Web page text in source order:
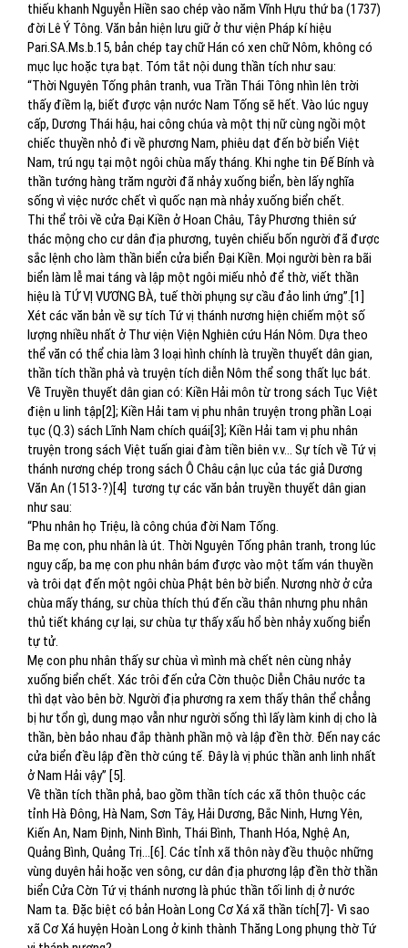
thiếu khanh Nguyễn Hiền sao chép vào năm Vĩnh Hựu thứ ba (1737)
đời Lê Ý Tông. Văn bản hiện lưu giữ ở thư viện Pháp kí hiệu
Pari.SA.Ms.b.15, bản chép tay chữ Hán có xen chữ Nôm, không có
mục lục hoặc tựa bạt. Tóm tắt nội dung thần tích như sau:
“Thời Nguyên Tống phân tranh, vua Trần Thái Tông nhìn lên trời
thấy điềm lạ, biết được vận nước Nam Tống sẽ hết. Vào lúc nguy
cấp, Dương Thái hậu, hai công chúa và một thị nữ cùng ngồi một
chiếc thuyền nhỏ đi về phương Nam, phiêu dạt đến bờ biển Việt
Nam, trú ngụ tại một ngôi chùa mấy tháng. Khi nghe tin Đế Bính và
thần tướng hàng trăm người đã nhảy xuống biển, bèn lấy nghĩa
sống vì việc nước chết vì quốc nạn mà nhảy xuống biển chết.
Thi thể trôi về cửa Đại Kiền ở Hoan Châu, Tây Phương thiên sứ
thác mộng cho cư dân địa phương, tuyên chiếu bốn người đã được
sắc lệnh cho làm thần biển cửa biển Đại Kiền. Mọi người bèn ra bãi
biển làm lễ mai táng và lập một ngôi miếu nhỏ để thờ, viết thần
hiệu là TỨ VỊ VƯƠNG BÀ, tuế thời phụng sự cầu đảo linh ứng”.[1]
Xét các văn bản về sự tích Tứ vị thánh nương hiện chiếm một số
lượng nhiều nhất ở Thư viện Viện Nghiên cứu Hán Nôm. Dựa theo
thể văn có thể chia làm 3 loại hình chính là truyền thuyết dân gian,
thần tích thần phả và truyện tích diễn Nôm thể song thất lục bát.
Về Truyền thuyết dân gian có: Kiền Hải môn từ trong sách Tục Việt
điện u linh tập[2]; Kiền Hải tam vị phu nhân truyện trong phần Loại
tục (Q.3) sách Lĩnh Nam chích quái[3]; Kiền Hải tam vị phu nhân
truyện trong sách Việt tuấn giai đàm tiền biên v.v… Sự tích về Tứ vị
thánh nương chép trong sách Ô Châu cận lục của tác giả Dương
Văn An (1513-?)[4] tương tự các văn bản truyền thuyết dân gian
như sau:
“Phu nhân họ Triệu, là công chúa đời Nam Tống.
Ba mẹ con, phu nhân là út. Thời Nguyên Tống phân tranh, trong lúc
nguy cấp, ba mẹ con phu nhân bám được vào một tấm ván thuyền
và trôi dạt đến một ngôi chùa Phật bên bờ biển. Nương nhờ ở cửa
chùa mấy tháng, sư chùa thích thú đến cầu thân nhưng phu nhân
thủ tiết kháng cự lại, sư chùa tự thấy xấu hổ bèn nhảy xuống biển
tự tử.
Mẹ con phu nhân thấy sư chùa vì mình mà chết nên cùng nhảy
xuống biển chết. Xác trôi đến cửa Cờn thuộc Diễn Châu nước ta
thì dạt vào bên bờ. Người địa phương ra xem thấy thân thể chẳng
bị hư tổn gì, dung mạo vẫn như người sống thì lấy làm kinh dị cho là
thần, bèn bảo nhau đắp thành phần mộ và lập đền thờ. Đến nay các
cửa biển đều lập đền thờ cúng tế. Đây là vị phúc thần anh linh nhất
ở Nam Hải vậy” [5].
Về thần tích thần phả, bao gồm thần tích các xã thôn thuộc các
tỉnh Hà Đông, Hà Nam, Sơn Tây, Hải Dương, Bắc Ninh, Hưng Yên,
Kiến An, Nam Định, Ninh Bình, Thái Bình, Thanh Hóa, Nghệ An,
Quảng Bình, Quảng Trị…[6]. Các tỉnh xã thôn này đều thuộc những
vùng duyên hải hoặc ven sông, cư dân địa phương lập đền thờ thần
biển Cửa Cờn Tứ vị thánh nương là phúc thần tối linh dị ở nước
Nam ta. Đặc biệt có bản Hoàn Long Cơ Xá xã thần tích[7]- Vì sao
xã Cơ Xá huyện Hoàn Long ở kinh thành Thăng Long phụng thờ Tứ